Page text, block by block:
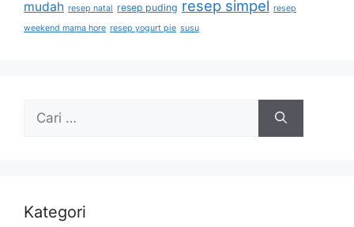
mudah resep natal resep puding resep simpel resep
weekend mama hore resep yogurt pie susu
Kategori